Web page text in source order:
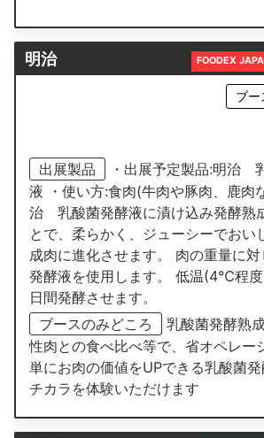
明治 FOODEX
ブ
出展製品
・出展予定製品:明治
液 ・使い方:食肉(牛肉や豚肉、鹿肉
治 乳酸菌発酵液に漬け込み発酵熟
とで、柔らかく、ジューシーでおい
成肉に進化させます。 肉の重量に
発酵液を使用します。 低温(4℃程
日間発酵させます。
ブースのみどころ
乳酸菌発酵熟
性肉との食べ比べ等で、省オペレー
単にお肉の価値をUPできる乳酸菌
チカラを体験いただけます